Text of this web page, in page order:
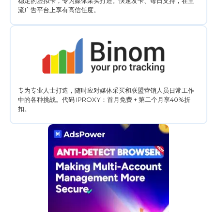
流广告平台上享有高信任度。
专为专业人士打造，随时应对媒体采买和联盟营销人员日常工作
中的各种挑战。代码 IPROXY：首月免费 + 第二个月享40%折
扣。